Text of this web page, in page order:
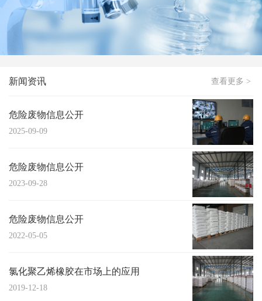
新闻资讯 查看更多 >
危险废物信息公开
2025-09-09
危险废物信息公开
2023-09-28
危险废物信息公开
2022-05-05
氯化聚乙烯橡胶在市场上的应用
2019-12-18